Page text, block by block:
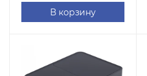
В корзину